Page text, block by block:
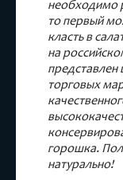
необходимо
то первый
класть в
на
представлен
торговых
горошка.
натурально!